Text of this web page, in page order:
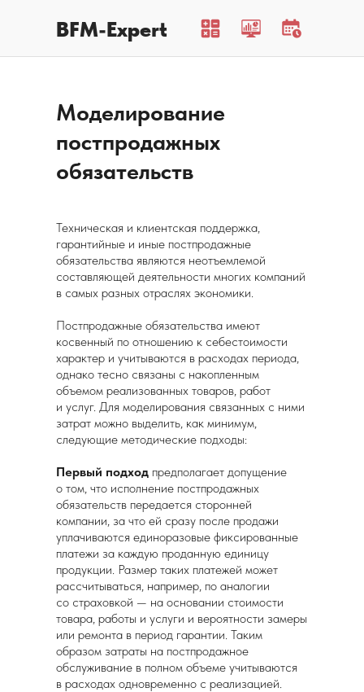
BFM-Expert
Моделирование
постпродажных
обязательств
Техническая и клиентская поддержка,
гарантийные и иные постпродажные
обязательства являются неотъемлемой
составляющей деятельности многих компаний
в самых разных отраслях экономики.
Постпродажные обязательства имеют
косвенный по отношению к себестоимости
характер и учитываются в расходах периода,
однако тесно связаны с накопленным
объемом реализованных товаров, работ
и услуг. Для моделирования связанных с ними
затрат можно выделить, как минимум,
следующие методические подходы:
Первый подход предполагает допущение
о том, что исполнение постпродажных
обязательств передается сторонней
компании, за что ей сразу после продажи
уплачиваются единоразовые фиксированные
платежи за каждую проданную единицу
продукции. Размер таких платежей может
рассчитываться, например, по аналогии
со страховкой — на основании стоимости
товара, работы и услуги и вероятности замеры
или ремонта в период гарантии. Таким
образом затраты на постпродажное
обслуживание в полном объеме учитываются
в расходах одновременно с реализацией.